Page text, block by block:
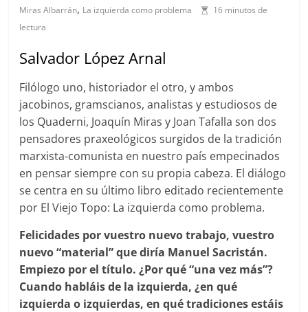
Miras Albarrán, La izquierda como problema
16 minutos de
lectura
Salvador López Arnal
Filólogo uno, historiador el otro, y ambos
jacobinos, gramscianos, analistas y estudiosos de
los Quaderni, Joaquín Miras y Joan Tafalla son dos
pensadores praxeológicos surgidos de la tradición
marxista-comunista en nuestro país empecinados
en pensar siempre con su propia cabeza. El diálogo
se centra en su último libro editado recientemente
por El Viejo Topo: La izquierda como problema.
Felicidades por vuestro nuevo trabajo, vuestro
nuevo “material” que diría Manuel Sacristán.
Empiezo por el título. ¿Por qué “una vez más”?
Cuando habláis de la izquierda, ¿en qué
izquierda o izquierdas, en qué tradiciones estáis